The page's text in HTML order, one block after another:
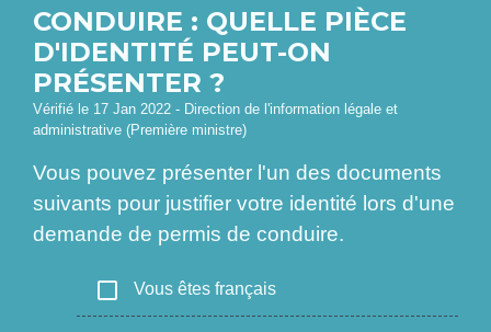
CONDUIRE : QUELLE PIÈCE
D'IDENTITÉ PEUT-ON
PRÉSENTER ?
Vérifié le 17 Jan 2022 - Direction de l'information légale et
administrative (Première ministre)
Vous pouvez présenter l'un des documents
suivants pour justifier votre identité lors d'une
demande de permis de conduire.
check_box_outline_blank Vous êtes français